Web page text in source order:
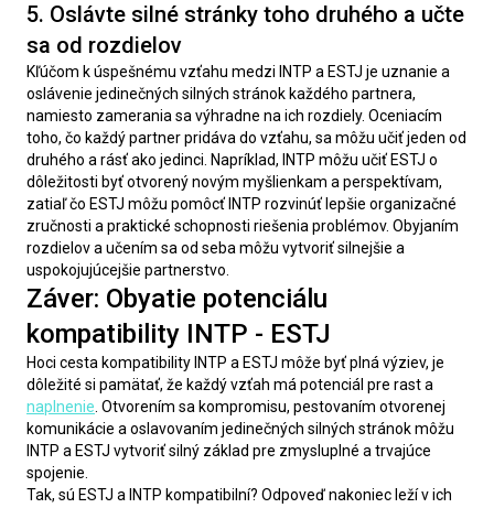
5. Oslávte silné stránky toho druhého a učte
sa od rozdielov
Kľúčom k úspešnému vzťahu medzi INTP a ESTJ je uznanie a
oslávenie jedinečných silných stránok každého partnera,
namiesto zamerania sa výhradne na ich rozdiely. Oceniacím
toho, čo každý partner pridáva do vzťahu, sa môžu učiť jeden od
druhého a rásť ako jedinci. Napríklad, INTP môžu učiť ESTJ o
dôležitosti byť otvorený novým myšlienkam a perspektívam,
zatiaľ čo ESTJ môžu pomôcť INTP rozvinúť lepšie organizačné
zručnosti a praktické schopnosti riešenia problémov. Obyjaním
rozdielov a učením sa od seba môžu vytvoriť silnejšie a
uspokojujúcejšie partnerstvo.
Záver: Obyatie potenciálu
kompatibility INTP - ESTJ
Hoci cesta kompatibility INTP a ESTJ môže byť plná výziev, je
naplnenie . Otvorením sa kompromisu, pestovaním otvorenej
komunikácie a oslavovaním jedinečných silných stránok môžu
INTP a ESTJ vytvoriť silný základ pre zmysluplné a trvajúce
spojenie.
Tak, sú ESTJ a INTP kompatibilní? Odpoveď nakoniec leží v ich